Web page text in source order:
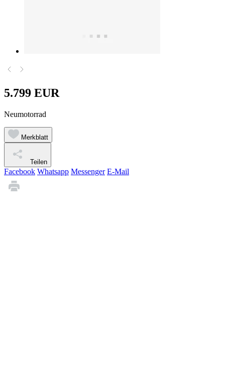
5.799 EUR
Neumotorrad
Merkblatt
Teilen
Facebook Whatsapp Messenger E-Mail